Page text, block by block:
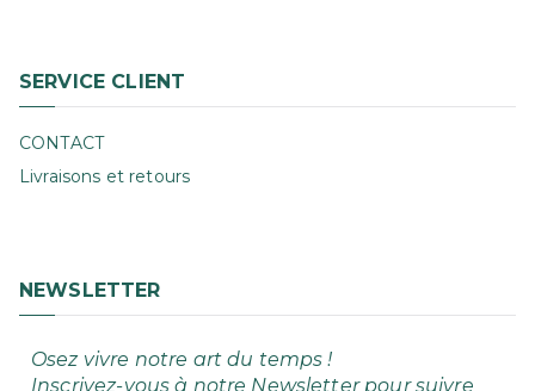
SERVICE CLIENT
CONTACT
Livraisons et retours
NEWSLETTER
Osez vivre notre art du temps !
Inscrivez-vous à notre Newsletter pour suivre